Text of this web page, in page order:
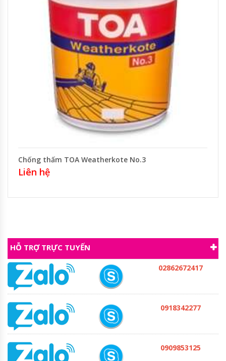
Chống thấm TOA Weatherkote No.3
Liên hệ
HỖ TRỢ TRỰC TUYẾN
02862672417
0918342277
0909853125